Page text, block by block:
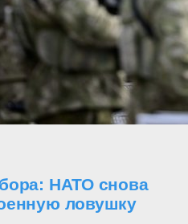
НАТО снова
ловушку